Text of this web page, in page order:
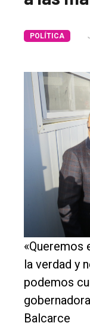
único
DIARIO
Balcarce
POLÍTICA
«Queremos
la verdad y
podemos
Balcarce